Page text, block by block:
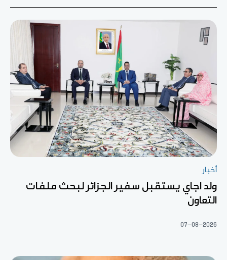
أخبار
ولد اجاي يستقبل سفير الجزائر لبحث ملفات
التعاون
07-08-2026